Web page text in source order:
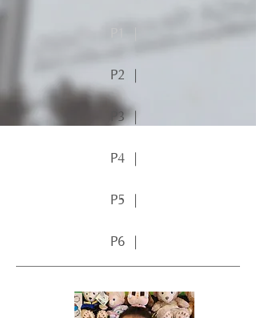
P2 ｜
P3 ｜
P4 ｜
P5 ｜
P6 ｜